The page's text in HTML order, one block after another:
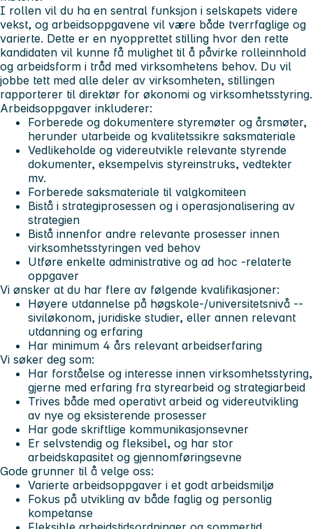
I rollen vil du ha en sentral funksjon i selskapets videre
vekst, og arbeidsoppgavene vil være både tverrfaglige og
varierte. Dette er en nyopprettet stilling hvor den rette
kandidaten vil kunne få mulighet til å påvirke rolleinnhold
og arbeidsform i tråd med virksomhetens behov. Du vil
jobbe tett med alle deler av virksomheten, stillingen
rapporterer til direktør for økonomi og virksomhetsstyring.
Arbeidsoppgaver inkluderer:
Forberede og dokumentere styremøter og årsmøter,
herunder utarbeide og kvalitetssikre saksmateriale
Vedlikeholde og videreutvikle relevante styrende
dokumenter, eksempelvis styreinstruks, vedtekter
mv.
Forberede saksmateriale til valgkomiteen
Bistå i strategiprosessen og i operasjonalisering av
strategien
Bistå innenfor andre relevante prosesser innen
virksomhetsstyringen ved behov
Utføre enkelte administrative og ad hoc -relaterte
oppgaver
Vi ønsker at du har flere av følgende kvalifikasjoner:
Høyere utdannelse på høgskole-/universitetsnivå --
siviløkonom, juridiske studier, eller annen relevant
utdanning og erfaring
Har minimum 4 års relevant arbeidserfaring
Vi søker deg som:
Har forståelse og interesse innen virksomhetsstyring,
gjerne med erfaring fra styrearbeid og strategiarbeid
Trives både med operativt arbeid og videreutvikling
av nye og eksisterende prosesser
Har gode skriftlige kommunikasjonsevner
Er selvstendig og fleksibel, og har stor
arbeidskapasitet og gjennomføringsevne
Gode grunner til å velge oss:
Varierte arbeidsoppgaver i et godt arbeidsmiljø
Fokus på utvikling av både faglig og personlig
kompetanse